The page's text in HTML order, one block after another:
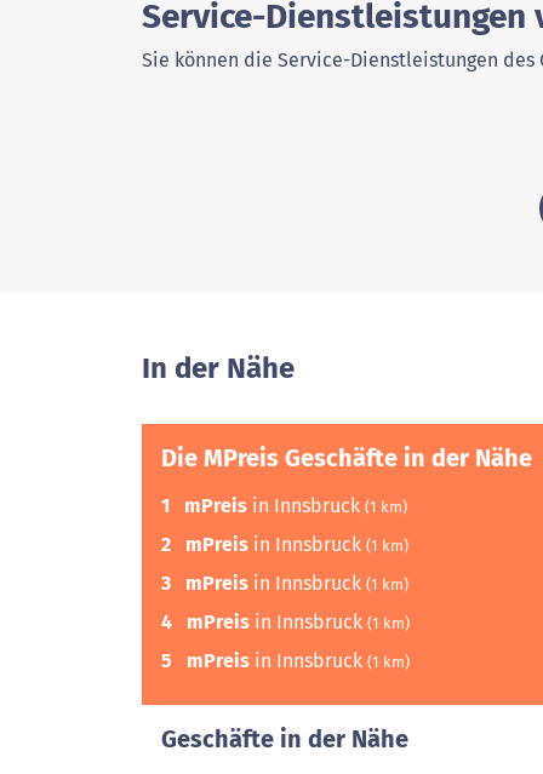
Service-Dienstleistungen
Sie können die Service-Dienstleistungen des
In der Nähe
Die MPreis Geschäfte in der Nähe
1 mPreis in Innsbruck (1 km)
2 mPreis in Innsbruck (1 km)
3 mPreis in Innsbruck (1 km)
4 mPreis in Innsbruck (1 km)
5 mPreis in Innsbruck (1 km)
Geschäfte in der Nähe